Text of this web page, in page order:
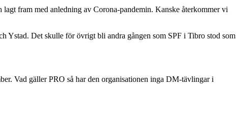
fram med anledning av Corona-pandemin. Kanske återkommer vi
Ystad. Det skulle för övrigt bli andra gången som SPF i Tibro stod som
Vad gäller PRO så har den organisationen inga DM-tävlingar i